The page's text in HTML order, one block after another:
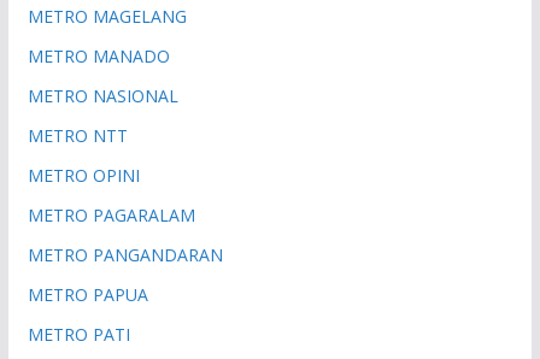
METRO MAGELANG
METRO MANADO
METRO NASIONAL
METRO NTT
METRO OPINI
METRO PAGARALAM
METRO PANGANDARAN
METRO PAPUA
METRO PATI